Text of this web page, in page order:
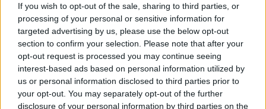
If you wish to opt-out of the sale, sharing to third parties, or
processing of your personal or sensitive information for
targeted advertising by us, please use the below opt-out
section to confirm your selection. Please note that after your
opt-out request is processed you may continue seeing
interest-based ads based on personal information utilized by
us or personal information disclosed to third parties prior to
your opt-out. You may separately opt-out of the further
disclosure of your personal information by third parties on the
F
a
ce
b
o
T
w
it
te
r
Pi
n
te
re
st
W
h
at
s
A
S
h
a
re
Articolo precedente
Prossimo articolo